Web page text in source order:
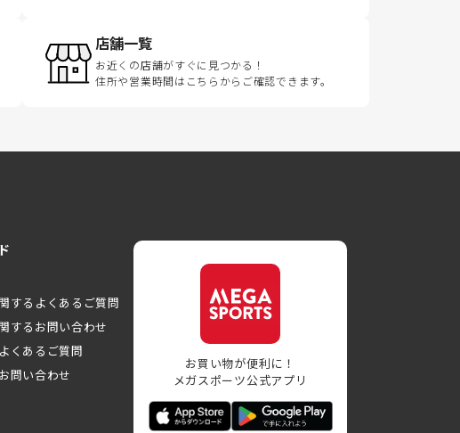
店舗一覧
お近くの店舗がすぐに見つかる！
住所や営業時間はこちらからご確認できます。
するよくあるご質問
するお問い合わせ
くあるご質問
問い合わせ
お買い物が便利に！
メガスポーツ公式アプリ